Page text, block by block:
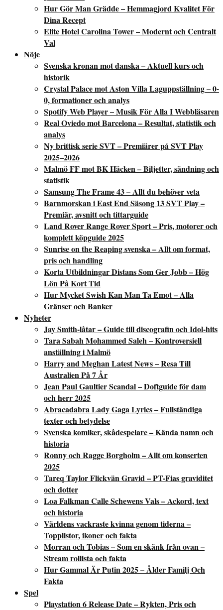
Hur Gör Man Grädde – Hemmagjord Kvalitet För
Dina Recept
Elite Hotel Carolina Tower – Modernt och Centralt
Val
Nöje
Svenska kronan mot danska – Aktuell kurs och
historik
Crystal Palace mot Aston Villa Laguppställning – 0-
0, formationer och analys
Spotify Web Player – Musik För Alla I Webbläsaren
Real Oviedo mot Barcelona – Resultat, statistik och
analys
Ny brittisk serie SVT – Premiärer på SVT Play
2025–2026
Malmö FF mot BK Häcken – Biljetter, sändning och
statistik
Samsung The Frame 43 – Allt du behöver veta
Barnmorskan i East End Säsong 13 SVT Play –
Premiär, avsnitt och tittarguide
Land Rover Range Rover Sport – Pris, motorer och
komplett köpguide 2025
Sunrise on the Reaping svenska – Allt om format,
pris och handling
Korta Utbildningar Distans Som Ger Jobb – Hög
Lön På Kort Tid
Hur Mycket Swish Kan Man Ta Emot – Alla
Gränser och Banker
Nyheter
Jay Smith-låtar – Guide till discografin och Idol-hits
Tara Sabah Mohammed Saleh – Kontroversiell
anställning i Malmö
Harry and Meghan Latest News – Resa Till
Australien På 7 År
Jean Paul Gaultier Scandal – Doftguide för dam
och herr 2025
Abracadabra Lady Gaga Lyrics – Fullständiga
texter och betydelse
Svenska komiker, skådespelare – Kända namn och
historia
Ronny och Ragge Borgholm – Allt om konserten
2025
Tareq Taylor Flickvän Gravid – PT-Fias graviditet
och dotter
Loa Falkman Calle Schewens Vals – Ackord, text
och historia
Världens vackraste kvinna genom tiderna –
Topplistor, ikoner och fakta
Morran och Tobias – Som en skänk från ovan –
Stream rollista och fakta
Hur Gammal Är Putin 2025 – Ålder Familj Och
Fakta
Spel
Playstation 6 Release Date – Rykten, Pris och